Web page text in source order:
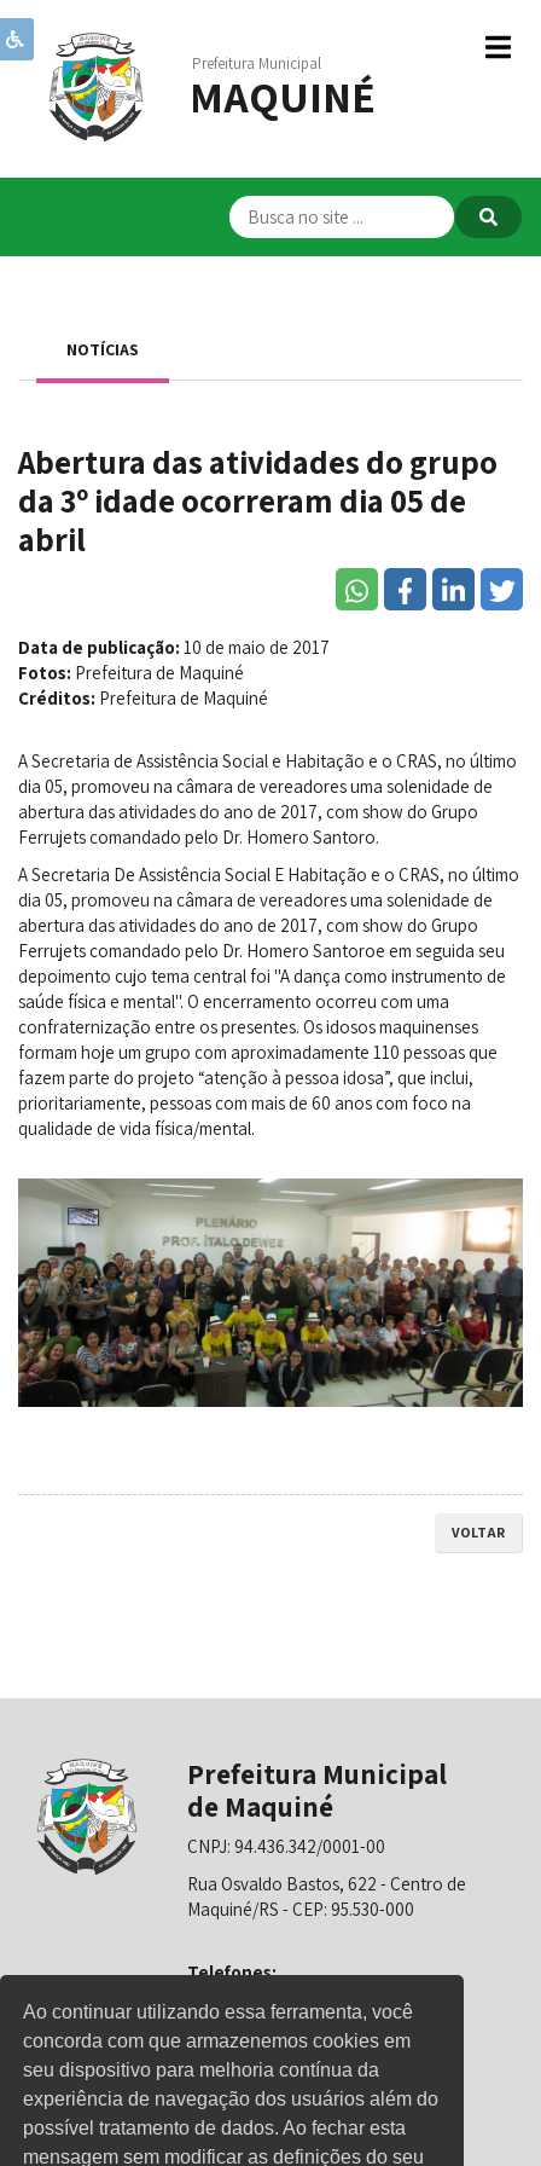
Ao continuar utilizando essa ferramenta, você
concorda com que armazenemos cookies em
seu dispositivo para melhoria contínua da
experiência de navegação dos usuários além do
possível tratamento de dados. Ao fechar esta
mensagem sem modificar as definições do seu
Prefeitura Municipal
MAQUINÉ
Institucional
Governo
Serviços
Servidores
NOTÍCIAS
Abertura das atividades do grupo
da 3º idade ocorreram dia 05 de
abril
Data de publicação: 10 de maio de 2017
Fotos: Prefeitura de Maquiné
Créditos: Prefeitura de Maquiné
A Secretaria de Assistência Social e Habitação e o CRAS, no último
dia 05, promoveu na câmara de vereadores uma solenidade de
abertura das atividades do ano de 2017, com show do Grupo
Ferrujets comandado pelo Dr. Homero Santoro.
A Secretaria De Assistência Social E Habitação e o CRAS, no último
dia 05, promoveu na câmara de vereadores uma solenidade de
abertura das atividades do ano de 2017, com show do Grupo
Ferrujets comandado pelo Dr. Homero Santoroe em seguida seu
depoimento cujo tema central foi "A dança como instrumento de
saúde física e mental". O encerramento ocorreu com uma
confraternização entre os presentes. Os idosos maquinenses
formam hoje um grupo com aproximadamente 110 pessoas que
fazem parte do projeto “atenção à pessoa idosa”, que inclui,
prioritariamente, pessoas com mais de 60 anos com foco na
qualidade de vida física/mental.
VOLTAR
Prefeitura Municipal
de Maquiné
CNPJ: 94.436.342/0001-00
Rua Osvaldo Bastos, 622 - Centro de
Maquiné/RS - CEP: 95.530-000
Telefones:
0800-6281325 (Prefeitura)
0800-6281326 (Educação)
0800-6281139 (Saúde)
Horário de Atendimento